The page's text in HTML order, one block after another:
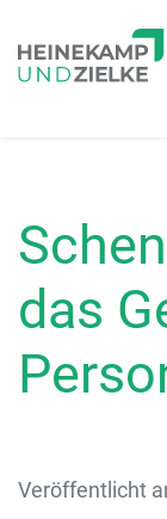
das
Veröffentlicht